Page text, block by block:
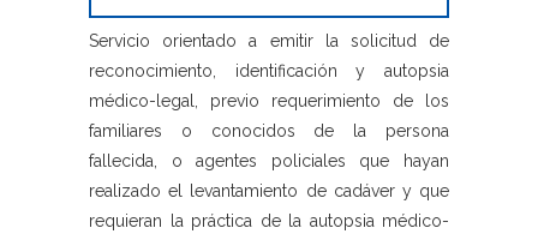
Servicio orientado a emitir la solicitud de
reconocimiento, identificación y autopsia
médico-legal, previo requerimiento de los
familiares o conocidos de la persona
fallecida, o agentes policiales que hayan
realizado el levantamiento de cadáver y que
requieran la práctica de la autopsia médico-